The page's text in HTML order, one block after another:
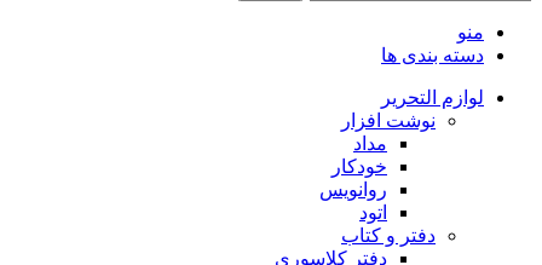
منو
دسته بندی ها
لوازم التحریر
نوشت افزار
مداد
خودکار
روانویس
اتود
دفتر و کتاب
دفتر کلاسوری